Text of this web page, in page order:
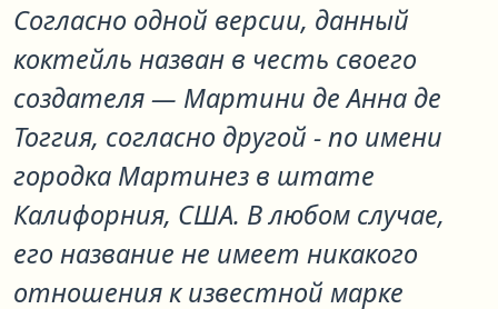
Согласно одной версии, данный
коктейль назван в честь своего
создателя — Мартини де Анна де
Тоггия, согласно другой - по имени
городка Мартинез в штате
Калифорния, США. В любом случае,
его название не имеет никакого
отношения к известной марке